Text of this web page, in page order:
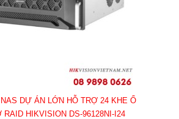
DỰ ÁN LỚN HỖ TRỢ 24 KHE Ổ
RAID HIKVISION DS-96128NI-I24